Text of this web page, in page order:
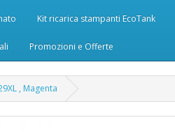
Kit ricarica stampanti EcoTank
Promozioni e Offerte
, Magenta